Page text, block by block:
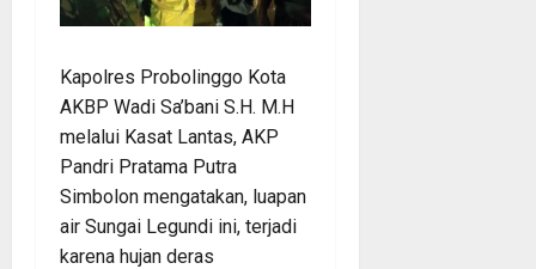
Kapolres Probolinggo Kota
AKBP Wadi Sa’bani S.H. M.H
melalui Kasat Lantas, AKP
Pandri Pratama Putra
Simbolon mengatakan, luapan
air Sungai Legundi ini, terjadi
karena hujan deras